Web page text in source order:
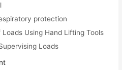
protection
Using Hand Lifting Tools
Loads